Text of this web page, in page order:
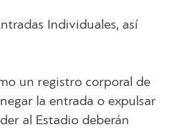
Individuales, así
un registro corporal de
la entrada o expulsar
al Estadio deberán